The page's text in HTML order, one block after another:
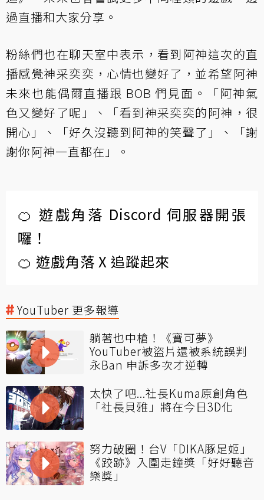
過直播和大家分享。
粉絲們也在聊天室中表示，看到阿神這次的直
播感覺神采奕奕，心情也變好了，並希望阿神
未來也能偶爾直播跟 BOB 們見面。「阿神氣
色又變好了呢」、「看到神采奕奕的阿神，很
開心」、「好久沒聽到阿神的笑聲了」、「謝
謝你阿神一直都在」。
🍊 遊戲角落 Discord 伺服器開張
囉！
🍊 遊戲角落 X 追蹤起來
YouTuber 更多報導
躺著也中槍！《寶可夢》
YouTuber被盜片還被系統誤判
永Ban 申訴多次才逆轉
太快了吧...社長Kuma原創角色
「社長貝雅」將在今日3D化
努力破圈！台V「DIKA豚足姬」
《跤跡》入圍走鐘獎「好好聽音
樂獎」